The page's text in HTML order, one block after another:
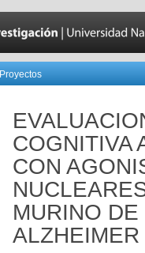
Proyectos
COGNITIVA
CON
MURINO